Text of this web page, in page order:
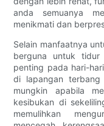
anda semuanya
menikmati dan
Selain manfaatnya
berguna untuk
penting pada hari-
di lapangan
mungkin apabila
kesibukan di
memulihkan